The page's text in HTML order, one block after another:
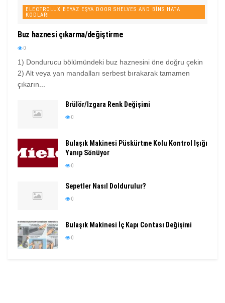
ELECTROLUX BEYAZ EŞYA DOOR SHELVES AND BINS HATA
KODLARI
Buz haznesi çıkarma/değiştirme
0
1) Dondurucu bölümündeki buz haznesini öne doğru çekin
2) Alt veya yan mandalları serbest bırakarak tamamen
çıkarın...
Brülör/Izgara Renk Değişimi
0
Bulaşık Makinesi Püskürtme Kolu Kontrol Işığı
Yanıp Sönüyor
0
Sepetler Nasıl Doldurulur?
0
Bulaşık Makinesi İç Kapı Contası Değişimi
0